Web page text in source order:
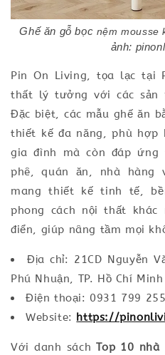
Ghế ăn gỗ bọc nệm mousse
ảnh:
Pin On Living, tọa lạc tại
thất lý tưởng với các sản
Đặc biệt, các mẫu ghế ăn
thiết kế đa năng, phù hợp
gia đình mà còn đáp ứng
phê, quán ăn, nhà hàng
mang thiết kế tinh tế,
phong cách nội thất
điển, giúp nâng tầm mọi
Địa chỉ: 21CD Nguyễn
Phú Nhuận, TP. Hồ Chí Minh
Điện thoại: 0931 799 255
Website:
https://
Với danh sáchTop 10 nhà